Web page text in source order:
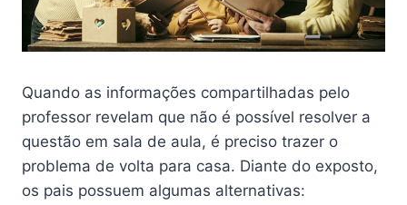
Quando as informações compartilhadas pelo
professor revelam que não é possível resolver a
questão em sala de aula, é preciso trazer o
problema de volta para casa. Diante do exposto,
os pais possuem algumas alternativas: